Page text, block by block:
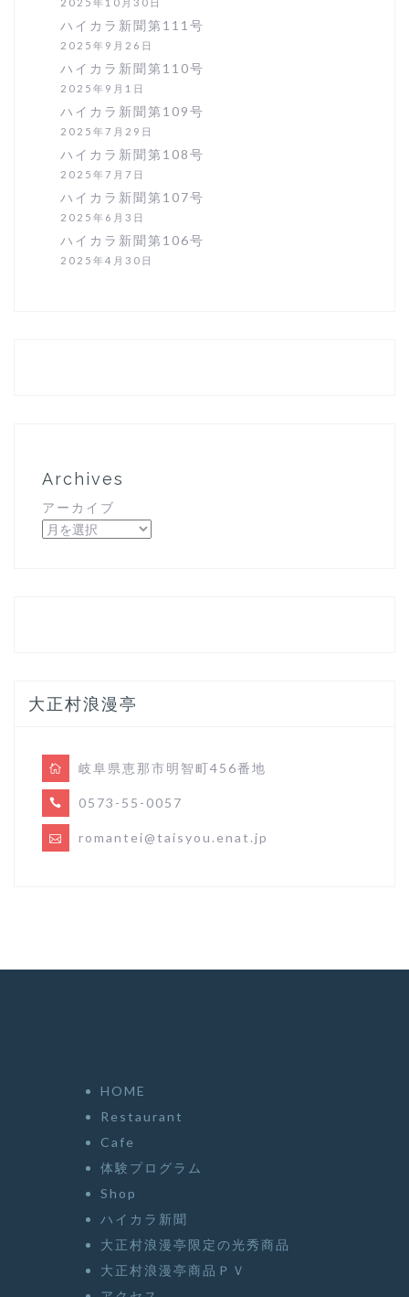
ハイカラ新聞第111号
2025年9月26日
ハイカラ新聞第110号
2025年9月1日
ハイカラ新聞第109号
2025年7月29日
ハイカラ新聞第108号
2025年7月7日
ハイカラ新聞第107号
2025年6月3日
ハイカラ新聞第106号
2025年4月30日
Archives
アーカイブ
大正村浪漫亭
岐阜県恵那市明智町456番地
0573-55-0057
romantei@taisyou.enat.jp
HOME
Restaurant
Cafe
体験プログラム
Shop
ハイカラ新聞
大正村浪漫亭限定の光秀商品
大正村浪漫亭商品ＰＶ